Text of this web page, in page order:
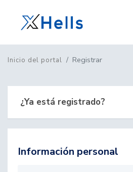
Inicio del portal Registrar
¿Ya está registrado?
Información personal